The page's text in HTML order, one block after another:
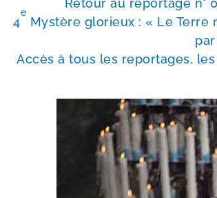
Retour au repor­tage n°
4
e
Mystère glo­rieux : « Le Terre
Accès à tous les repor­tages,